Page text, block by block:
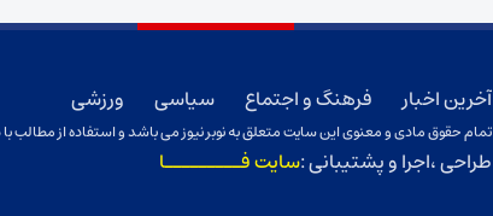
آخرین اخبار فرهنگ و اجتماع سیاسی ورزشی
تمام حقوق مادی و معنوی این سایت متعلق به نوبر نیوز می باشد و استفاده از مطالب
طراحی ،اجرا و پشتیبانی :سایت فـــــــــا